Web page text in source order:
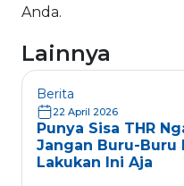
Anda.
Lainnya
Berita
22 April 2026
Punya Sisa THR
Jangan Buru-Buru
Lakukan Ini Aja